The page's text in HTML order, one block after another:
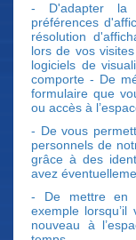
- D'adapter la
préférences
résolution
lors de vos
logiciels de
comporte - De
formulaire que
ou accès à
- De vous
personnels de
grâce à des
avez
- De mettre en
exemple
nouveau à